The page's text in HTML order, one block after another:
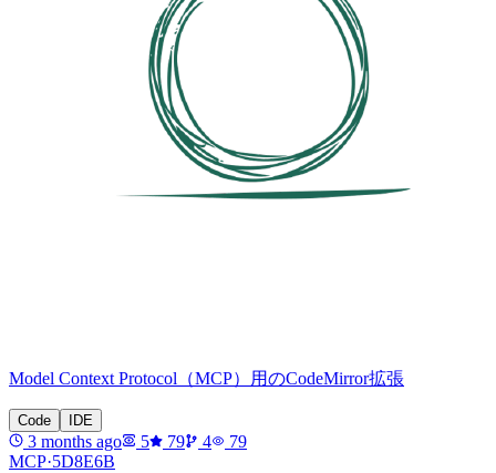
Model Context Protocol（MCP）用のCodeMirror拡張
Code IDE
3 months ago 5 79 4
79
MCP·5D8E6B